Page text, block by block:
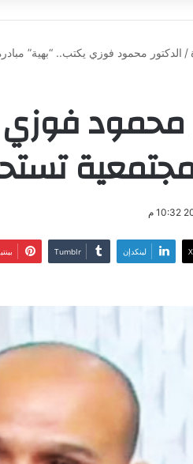
/ الدكتور محمود فوزي يكتب.. “بهية”
محمود
‫X لينكدإن